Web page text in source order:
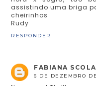
assistindo uma briga
cheirinhos
Rudy
RESPONDER
FABIANA SCOLA
6 DE DEZEMBRO